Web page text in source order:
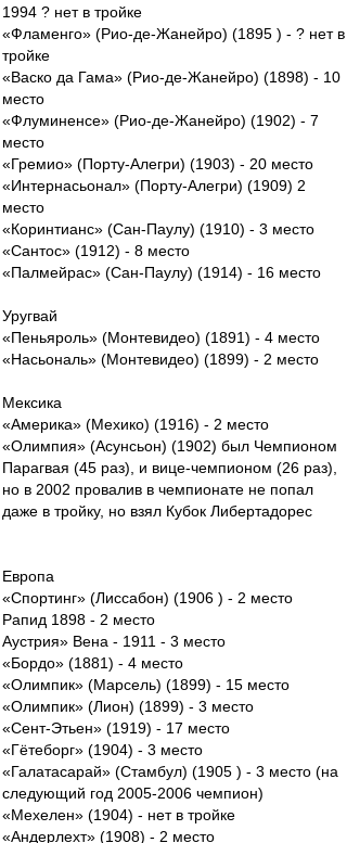
1994 ? нет в тройке
«Фламенго» (Рио-де-Жанейро) (1895 ) - ? нет в
тройке
«Васко да Гама» (Рио-де-Жанейро) (1898) - 10
место
«Флуминенсе» (Рио-де-Жанейро) (1902) - 7
место
«Гремио» (Порту-Алегри) (1903) - 20 место
«Интернасьонал» (Порту-Алегри) (1909) 2
место
«Коринтианс» (Сан-Паулу) (1910) - 3 место
«Сантос» (1912) - 8 место
«Палмейрас» (Сан-Паулу) (1914) - 16 место
Уругвай
«Пеньяроль» (Монтевидео) (1891) - 4 место
«Насьональ» (Монтевидео) (1899) - 2 место
Мексика
«Америка» (Мехико) (1916) - 2 место
«Олимпия» (Асунсьон) (1902) был Чемпионом
Парагвая (45 раз), и вице-чемпионом (26 раз),
но в 2002 провалив в чемпионате не попал
даже в тройку, но взял Кубок Либертадорес
Европа
«Спортинг» (Лиссабон) (1906 ) - 2 место
Рапид 1898 - 2 место
Аустрия» Вена - 1911 - 3 место
«Бордо» (1881) - 4 место
«Олимпик» (Марсель) (1899) - 15 место
«Олимпик» (Лион) (1899) - 3 место
«Сент-Этьен» (1919) - 17 место
«Гётеборг» (1904) - 3 место
«Галатасарай» (Стамбул) (1905 ) - 3 место (на
следующий год 2005-2006 чемпион)
«Мехелен» (1904) - нет в тройке
«Андерлехт» (1908) - 2 место